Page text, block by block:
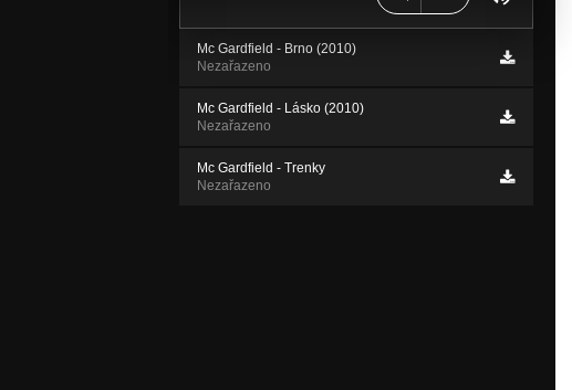
Mc Gardfield - Brno (2010)
Nezařazeno
Mc Gardfield - Lásko (2010)
Nezařazeno
Mc Gardfield - Trenky
Nezařazeno